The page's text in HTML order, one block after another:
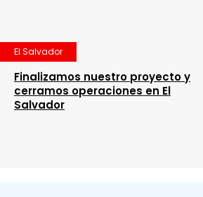
El Salvador
Finalizamos nuestro proyecto y
cerramos operaciones en El
Salvador